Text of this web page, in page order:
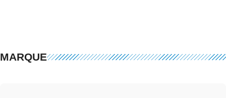
MARQUE